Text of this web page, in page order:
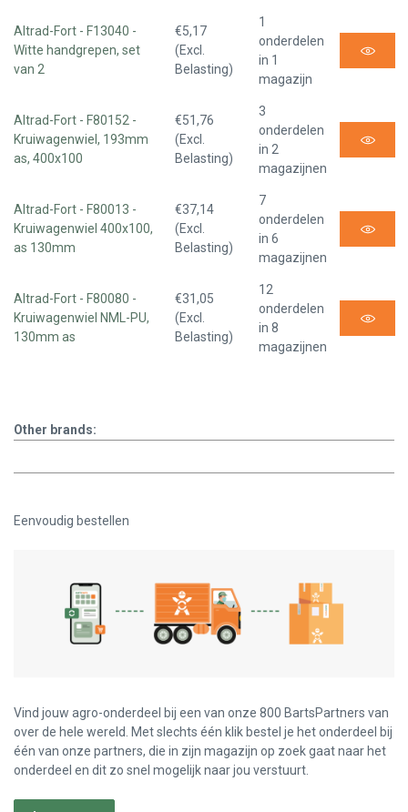
Altrad-Fort - F13040 -
Witte handgrepen, set
van 2
€5,17
(Excl.
Belasting)
1
onderdelen
in 1
magazijn
Altrad-Fort - F80152 -
Kruiwagenwiel, 193mm
as, 400x100
€51,76
(Excl.
Belasting)
3
onderdelen
in 2
magazijnen
Altrad-Fort - F80013 -
Kruiwagenwiel 400x100,
as 130mm
€37,14
(Excl.
Belasting)
7
onderdelen
in 6
magazijnen
Altrad-Fort - F80080 -
Kruiwagenwiel NML-PU,
130mm as
€31,05
(Excl.
Belasting)
12
onderdelen
in 8
magazijnen
Other brands:
Eenvoudig bestellen
Vind jouw agro-onderdeel bij een van onze 800 BartsPartners van
over de hele wereld. Met slechts één klik bestel je het onderdeel bij
één van onze partners, die in zijn magazijn op zoek gaat naar het
onderdeel en dit zo snel mogelijk naar jou verstuurt.